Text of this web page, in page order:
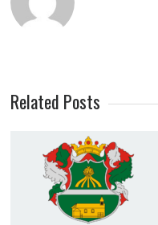
Related Posts